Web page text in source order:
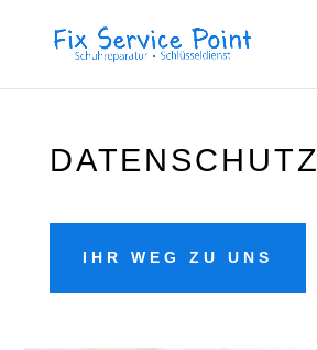
DATENSCHUTZ
IHR WEG ZU UNS